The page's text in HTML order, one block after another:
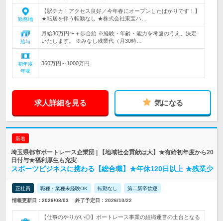
勤務地
【駅チカ！アクセス良好／今年春にオープンしたばかりです！】
★転居を伴う転勤なし ★株式会社東宝ハ…
給与
月給30万円〜＋歩合給 ※経験・年齢・能力を考慮のうえ、決定
いたします。 ※みなし残業代（月30時…
初年度
年収
360万円～1000万円
求人詳細を見る 気になる
新着
埼玉県都市ボートレース企業団 | 【地域社会貢献は大】★有給初年度から20
日付与★福利厚生も充実
スポーツビジネスに携わる【総合職】★年休120日以上 ★残業少
正社員 職種・業種未経験OK 転勤なし 第二新卒歓迎
情報更新日：2026/08/03 終了予定日：2026/10/22
【仕事のやりがい◎】ボートレース事業の組織運営の土台となる